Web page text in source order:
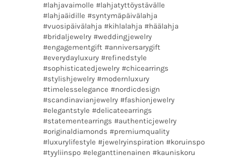
#lahjavaimolle #lahjatyttöystävälle
#lahjaäidille #syntymäpäivälahja
#vuosipäivälahja #kihlalahja #häälahja
#bridaljewelry #weddingjewelry
#engagementgift #anniversarygift
#everydayluxury #refinedstyle
#sophisticatedjewelry #chicearrings
#stylishjewelry #modernluxury
#timelesselegance #nordicdesign
#scandinavianjewelry #fashionjewelry
#elegantstyle #delicateearrings
#statementearrings #authenticjewelry
#originaldiamonds #premiumquality
#luxurylifestyle #jewelryinspiration #koruinspo
#tyyliinspo #eleganttinenainen #kauniskoru